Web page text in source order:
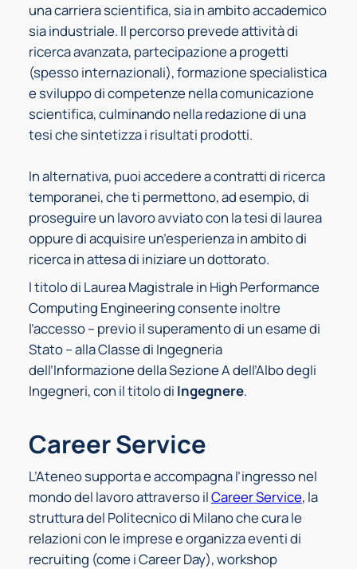
una carriera scientifica, sia in ambito accademico
sia industriale. Il percorso prevede attività di
ricerca avanzata, partecipazione a progetti
(spesso internazionali), formazione specialistica
e sviluppo di competenze nella comunicazione
scientifica, culminando nella redazione di una
tesi che sintetizza i risultati prodotti.
In alternativa, puoi accedere a contratti di ricerca
temporanei, che ti permettono, ad esempio, di
proseguire un lavoro avviato con la tesi di laurea
oppure di acquisire un’esperienza in ambito di
ricerca in attesa di iniziare un dottorato.
l titolo di Laurea Magistrale in High Performance
Computing Engineering consente inoltre
l’accesso – previo il superamento di un esame di
Stato – alla Classe di Ingegneria
dell’Informazione della Sezione A dell’Albo degli
Ingegneri, con il titolo di Ingegnere.
Career Service
L’Ateneo supporta e accompagna l’ingresso nel
mondo del lavoro attraverso ilCareer Service, la
struttura del Politecnico di Milano che cura le
relazioni con le imprese e organizza eventi di
recruiting (come i Career Day), workshop